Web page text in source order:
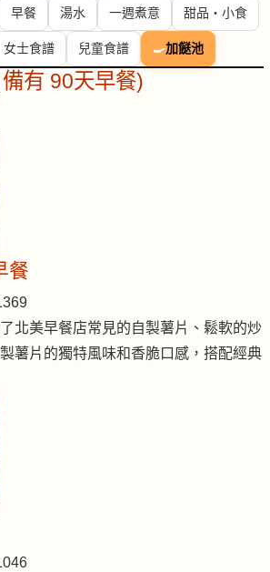
早餐 湯水 一週煮意 甜品・小食
女士食譜 兒童食譜 🍳加餸池
有 90天早餐)
餐
北美早餐店常見的自製薯片、鬆軟的炒
薯片的獨特風味和香脆口感，搭配經典